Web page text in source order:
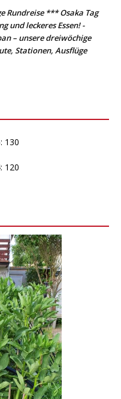
Rundreise *** Osaka Tag
und leckeres Essen! -
– unsere dreiwöchige
Stationen, Ausflüge
130
120